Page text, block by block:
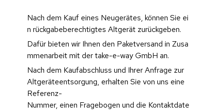
Nach dem Kauf eines Neugerätes, können Sie ei
n rückgabeberechtigtes Altgerät zurückgeben.
Dafür bieten wir Ihnen den Paketversand in Zusa
mmenarbeit mit der take-e-way GmbH an.
Nach dem Kaufabschluss und Ihrer Anfrage zur
Altgeräteentsorgung, erhalten Sie von uns eine
Referenz-
Nummer, einen Fragebogen und die Kontaktdate